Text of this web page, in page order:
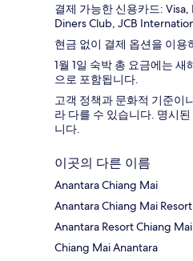
결제 가능한 신용카드:
Diners Club, JCB
현금 없이 결제 옵션을 이용
1월 1일 숙박 총 요금에는
으로 포함됩니다.
고객 정책과 문화적 기준이
라 다를 수 있습니다. 명시
니다.
이곳의 다른 이름
Anantara Chiang Mai
Anantara Chiang Mai Resort
Anantara Resort Chiang Mai
Chiang Mai Anantara